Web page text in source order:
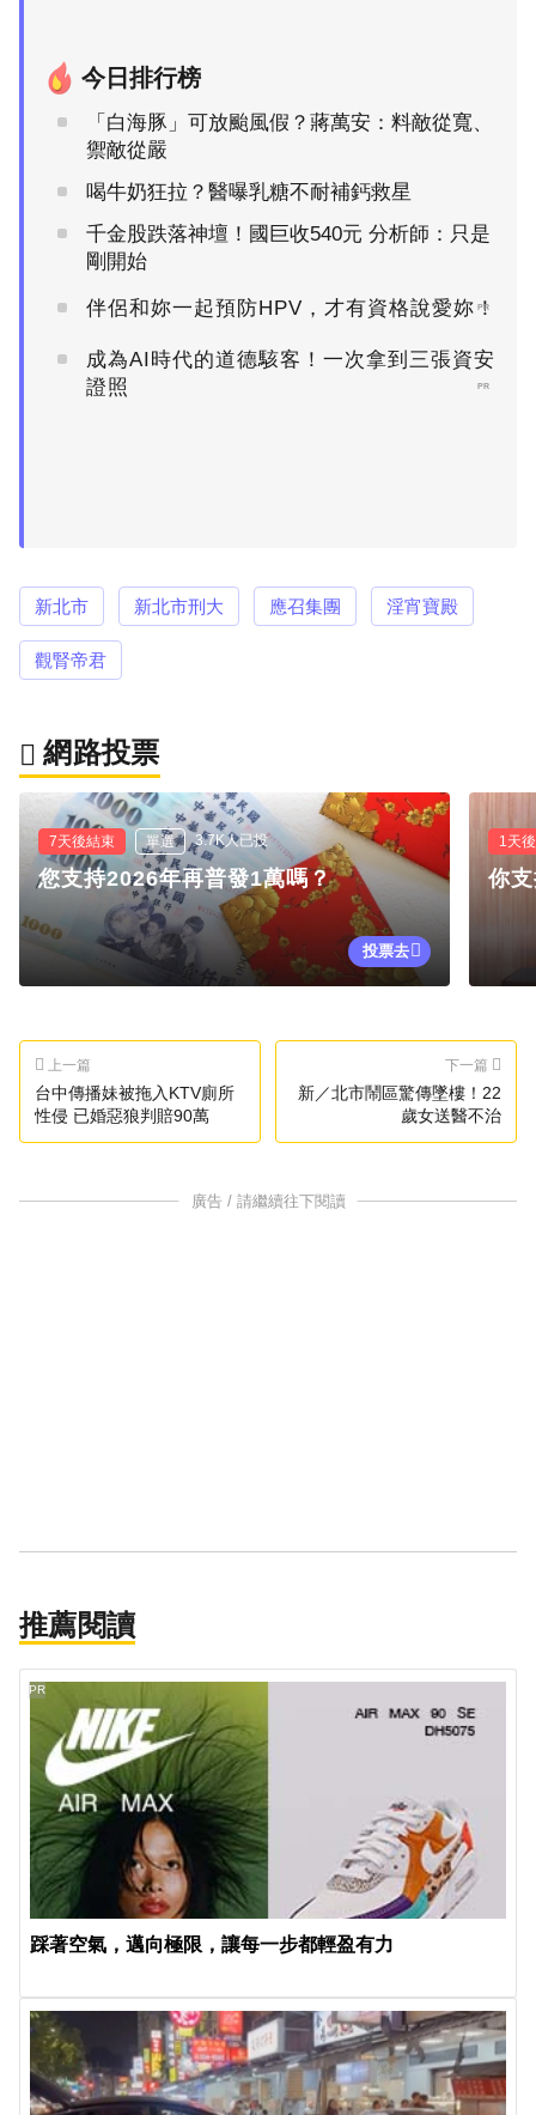
今日排行榜
「白海豚」可放颱風假？蔣萬安：料敵從寬、
禦敵從嚴
喝牛奶狂拉？醫曝乳糖不耐補鈣救星
千金股跌落神壇！國巨收540元 分析師：只是
剛開始
伴侶和妳一起預防HPV，才有資格說愛妳！
PR
成為AI時代的道德駭客！一次拿到三張資安
證照
PR
新北市 新北市刑大 應召集團 淫宵寶殿
觀腎帝君
網路投票
7天後結束 單選 3.7K人已投
您支持2026年再普發1萬嗎？
投票去
1天
你
上一篇
台中傳播妹被拖入KTV廁所
性侵 已婚惡狼判賠90萬
下一篇
新／北市鬧區驚傳墜樓！22
歲女送醫不治
廣告 / 請繼續往下閱讀
推薦閱讀
踩著空氣，邁向極限，讓每一步都輕盈有力
PR